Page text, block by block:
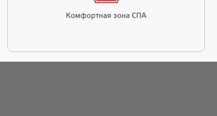
Комфортная зона СПА